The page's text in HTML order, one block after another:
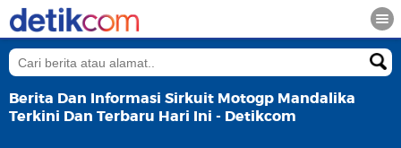
Berita Dan Informasi Sirkuit Motogp Mandalika
Terkini Dan Terbaru Hari Ini - Detikcom